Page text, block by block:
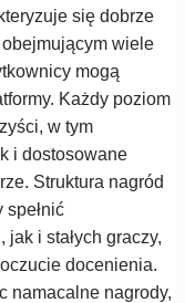
się dobrze
wiele
mogą
Każdy poziom
w tym
i dostosowane
Struktura nagród
spełnić
i stałych graczy,
docenienia.
namacalne nagrody,